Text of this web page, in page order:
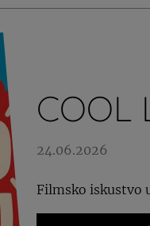
COOL
24.06.2026
Filmsko iskustvo